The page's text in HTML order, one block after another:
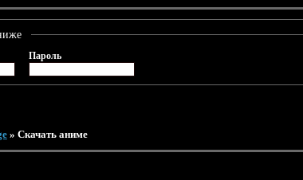
Пароль
» Скачать аниме